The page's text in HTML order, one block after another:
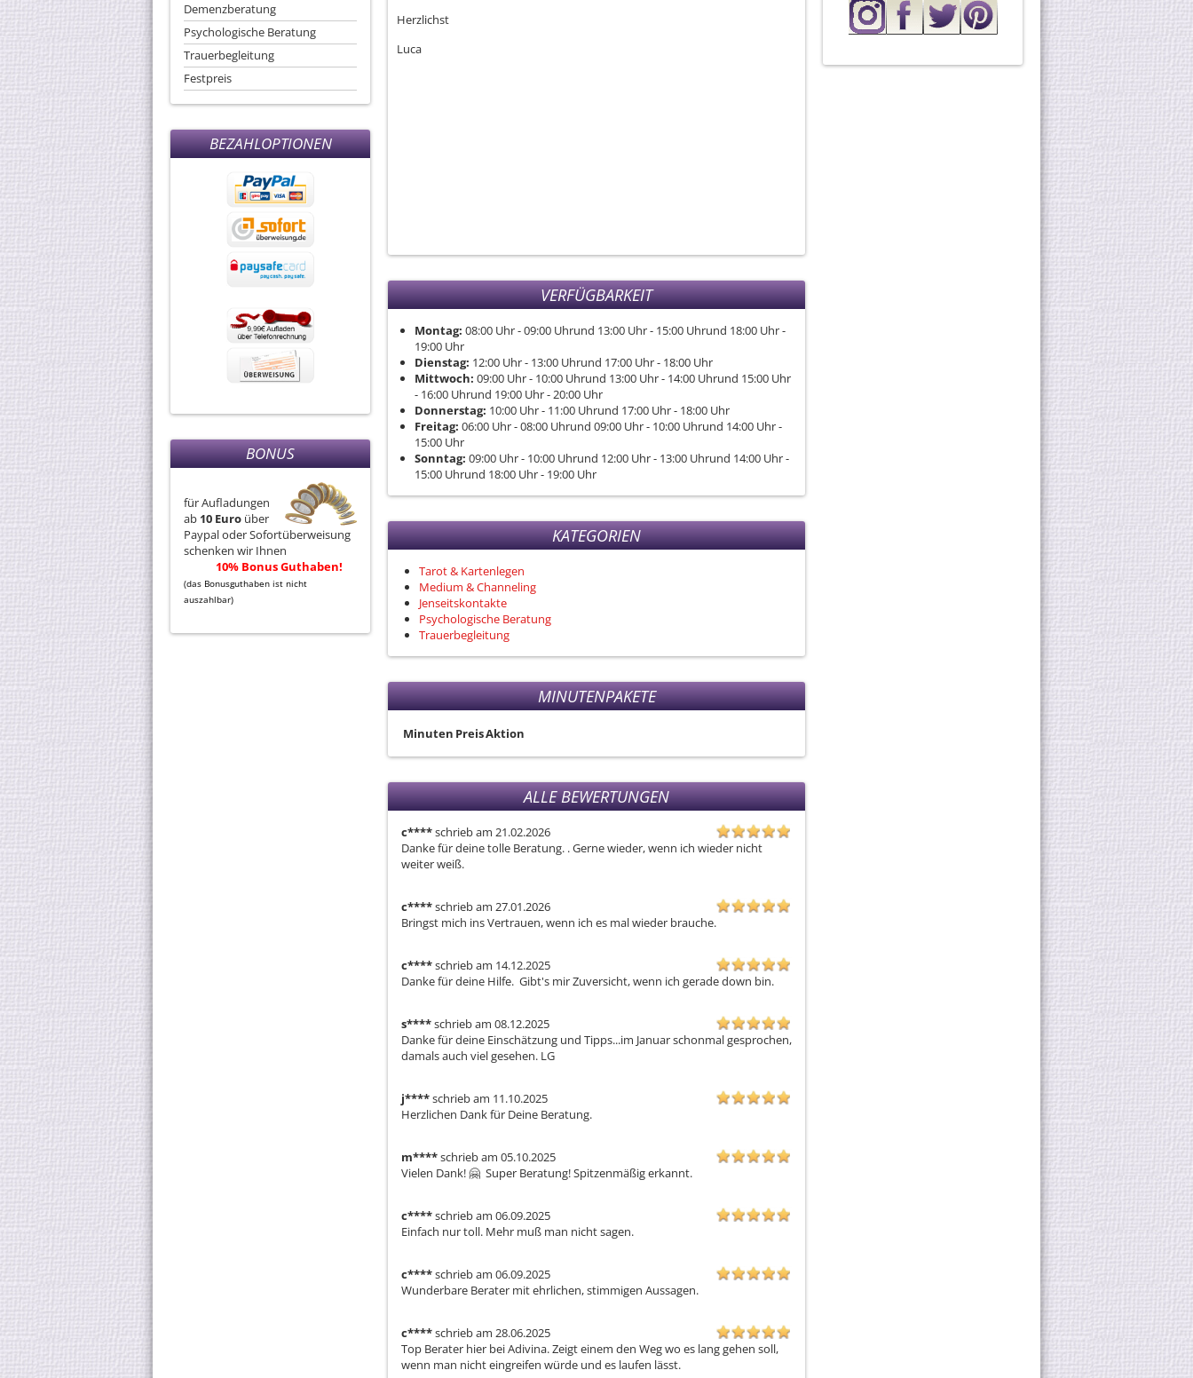
Demenzberatung
Psychologische Beratung
Trauerbegleitung
Festpreis
BEZAHLOPTIONEN
BONUS
für Aufladungen
ab 10 Euro über
Paypal oder Sofortüberweisung
schenken wir Ihnen
10% Bonus Guthaben!
(das Bonusguthaben ist nicht
auszahlbar)
Herzlichst
Luca
VERFÜGBARKEIT
Montag: 08:00 Uhr- 09:00 Uhrund 13:00 Uhr- 15:00 Uhrund 18:00 Uhr-
19:00 Uhr
Dienstag: 12:00 Uhr- 13:00 Uhrund 17:00 Uhr- 18:00 Uhr
Mittwoch: 09:00 Uhr- 10:00 Uhrund 13:00 Uhr- 14:00 Uhrund 15:00 Uhr
- 16:00 Uhrund 19:00 Uhr- 20:00 Uhr
Donnerstag: 10:00 Uhr- 11:00 Uhrund 17:00 Uhr- 18:00 Uhr
Freitag: 06:00 Uhr- 08:00 Uhrund 09:00 Uhr- 10:00 Uhrund 14:00 Uhr-
15:00 Uhr
Sonntag: 09:00 Uhr- 10:00 Uhrund 12:00 Uhr- 13:00 Uhrund 14:00 Uhr-
15:00 Uhrund 18:00 Uhr- 19:00 Uhr
KATEGORIEN
Tarot & Kartenlegen
Medium & Channeling
Jenseitskontakte
Psychologische Beratung
Trauerbegleitung
MINUTENPAKETE
Minuten PreisAktion
ALLE BEWERTUNGEN
c****schrieb am 21.02.2026
Danke für deine tolle Beratung. . Gerne wieder, wenn ich wieder nicht
weiter weiß.
c****schrieb am 27.01.2026
Bringst mich ins Vertrauen, wenn ich es mal wieder brauche.
c****schrieb am 14.12.2025
Danke für deine Hilfe.  Gibt's mir Zuversicht, wenn ich gerade down bin.
s****schrieb am 08.12.2025
Danke für deine Einschätzung und Tipps...im Januar schonmal gesprochen,
damals auch viel gesehen. LG
j****schrieb am 11.10.2025
Herzlichen Dank für Deine Beratung.
m****schrieb am 05.10.2025
Vielen Dank! 🤗  Super Beratung! Spitzenmäßig erkannt.
c****schrieb am 06.09.2025
Einfach nur toll. Mehr muß man nicht sagen.
c****schrieb am 06.09.2025
Wunderbare Berater mit ehrlichen, stimmigen Aussagen.
c****schrieb am 28.06.2025
Top Berater hier bei Adivina. Zeigt einem den Weg wo es lang gehen soll,
wenn man nicht eingreifen würde und es laufen lässt.